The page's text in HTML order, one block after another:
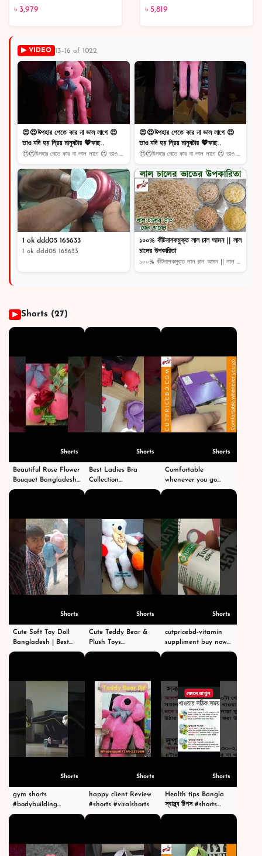
৳ 3,979
৳ 5,819
ROSE ABSOLUE
৳ 5,819
▶ VIDEO 13–16 of 1022
😍😍উপহার পেতে কার না ভাল লাগে 😍
তাও যদি হয় প্রিয় মানুষটার 💖কাছ
থেকেতাহলে তো আর কথাই নেই 💙💜
😍😍উপহার পেতে কার না ভাল লাগে 😍 তাও যদি হয় প্রিয় মানু...
😍😍উপহার পেতে কার না ভাল লাগে 😍
তাও যদি হয় প্রিয় মানুষটার 💖কাছ
থেকেতাহলে তো আর কথাই নেই 💙💜
😍😍উপহার পেতে কার না ভাল লাগে 😍 তাও যদি হয় প্রিয় মানু...
1 ok ddd05 165633
1 ok ddd05 165633
১০০% কীটনাশকমুক্ত লাল চাল আমন || লাল
চালের উপকারিতা
১০০% কীটনাশকমুক্ত লাল চাল আমন || লাল চালের উপকারিতা
▶ Shorts (27)
Shorts
Beautiful Rose Flower
Bouquet Bangladesh |
Gift for Special
#shorts
Shorts
Best Ladies Bra
Collection
Bangladesh | Buy
#shorts
Shorts
Comfortable
whenever you go
Viral Video 😃
#shubhanallah
Shorts
Cute Soft Toy Doll
Bangladesh | Best
Gift for Kids | Order
#shorts
Shorts
Cute Teddy Bear &
Plush Toys
Bangladesh | Buy
#shorts
Shorts
cutpricebd-vitamin
suppliment buy now
#cutpricebd
Shorts
gym shorts
#bodybuilding
#fitness #gym
#shorts #fitness
Shorts
happy client Review
#shorts #viralshorts
Shorts
Health tips Bangla
স্বাস্থ্য টিপস #shorts
#healthtips